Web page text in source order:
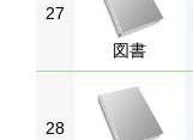
27
図書
28